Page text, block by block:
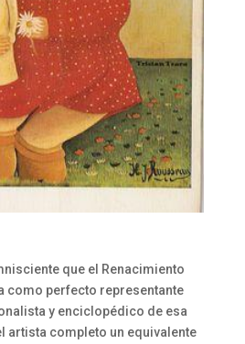
que el Renacimiento
como perfecto representante
y enciclopédico de esa
artista completo un equivalente